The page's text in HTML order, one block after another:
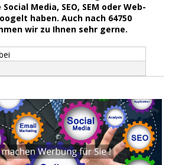
Media, SEO, SEM oder Web-
haben. Auch nach 64750
wir zu Ihnen sehr gerne.